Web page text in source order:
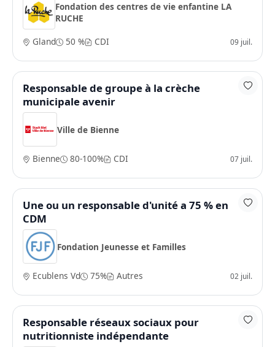
Fondation des centres de vie enfantine LA
RUCHE
Gland
50 % CDI 09 juil.
Responsable de groupe à la crèche
municipale avenir
Ville de Bienne
Bienne 80-100% CDI 07 juil.
Une ou un responsable d'unité a 75 % en
CDM
Fondation Jeunesse et Familles
Ecublens Vd 75% Autres 02 juil.
Responsable réseaux sociaux pour
nutritionniste indépendante